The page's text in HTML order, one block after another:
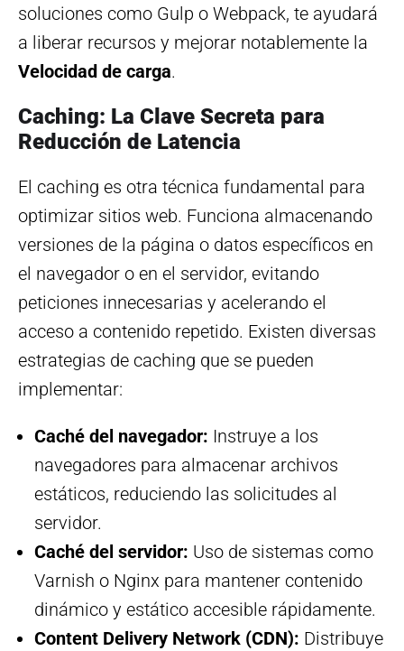
soluciones como Gulp o Webpack, te ayudará
a liberar recursos y mejorar notablemente la
Velocidad de carga.
Caching: La Clave Secreta para
Reducción de Latencia
El caching es otra técnica fundamental para
optimizar sitios web. Funciona almacenando
versiones de la página o datos específicos en
el navegador o en el servidor, evitando
peticiones innecesarias y acelerando el
acceso a contenido repetido. Existen diversas
estrategias de caching que se pueden
implementar:
Caché del navegador: Instruye a los
navegadores para almacenar archivos
estáticos, reduciendo las solicitudes al
servidor.
Caché del servidor: Uso de sistemas como
Varnish o Nginx para mantener contenido
dinámico y estático accesible rápidamente.
Content Delivery Network (CDN): Distribuye